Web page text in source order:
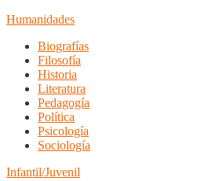
Humanidades
Biografías
Filosofía
Historia
Literatura
Pedagogía
Política
Psicología
Sociología
Infantil/Juvenil